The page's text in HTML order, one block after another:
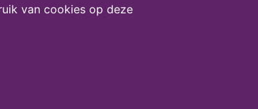
van cookies op deze